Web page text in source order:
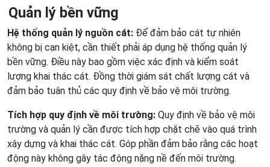
Quản lý bền vững
Hệ thống quản lý nguồn cát: Để đảm bảo cát tự nhiên
không bị cạn kiệt, cần thiết phải áp dụng hệ thống quản lý
bền vững. Điều này bao gồm việc xác định và kiểm soát
lượng khai thác cát. Đồng thời giám sát chất lượng cát và
đảm bảo tuân thủ các quy định về bảo vệ môi trường.
Tích hợp quy định về môi trường: Quy định về bảo vệ môi
trường và quản lý cần được tích hợp chặt chẽ vào quá trình
xây dựng và khai thác cát. Góp phần đảm bảo rằng các hoạt
động này không gây tác động nặng nề đến môi trường.